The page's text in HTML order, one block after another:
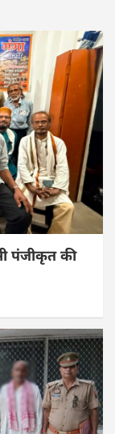
पंजीकृत की